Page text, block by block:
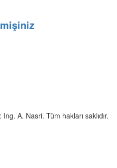
A. Nasri. Tüm hakları saklıdır.